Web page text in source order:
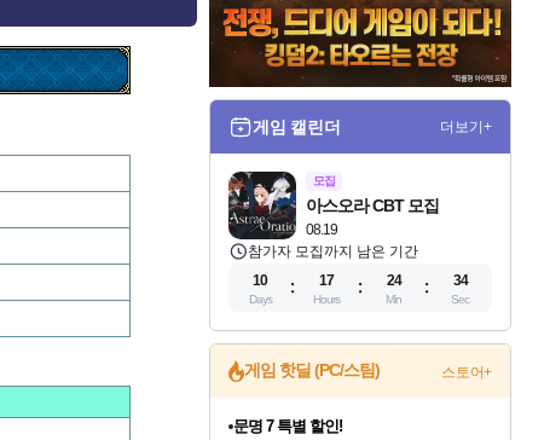
게임 캘린더 더보기+
모집
08.19
아스오라 CBT 모집
참가자 모집까지 남은 기간
10
Days
17
Hours
24
Min
34
Sec
게임 핫딜 (PC/스팀) 스토어+
문명 7 특별 할인!